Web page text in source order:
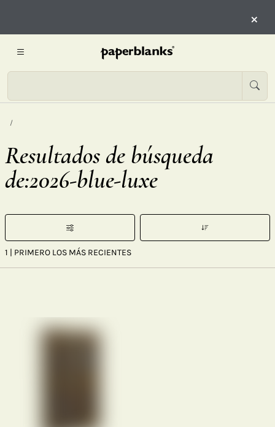
×
Resultados de búsqueda
de:2026-blue-luxe
1 | PRIMERO LOS MÁS RECIENTES